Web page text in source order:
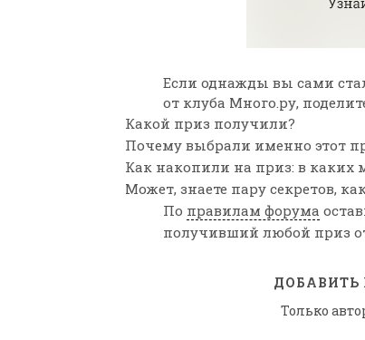
Если однажды вы сами
от клуба Много.ру,
Какой приз получили?
Почему выбрали именно этот
Как накопили на приз: в каких
Может, знаете пару секретов,
По правилам форума
получивший любой приз
Только